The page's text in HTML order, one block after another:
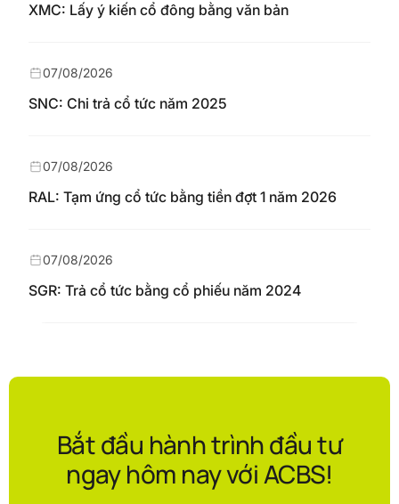
XMC: Lấy ý kiến cổ đông bằng văn bản
SNC: Chi trả cổ tức năm 2025
07/08/2026
RAL: Tạm ứng cổ tức bằng tiền đợt 1 năm 2026
07/08/2026
SGR: Trả cổ tức bằng cổ phiếu năm 2024
07/08/2026
Bắt đầu hành trình đầu tư
ngay hôm nay với ACBS!